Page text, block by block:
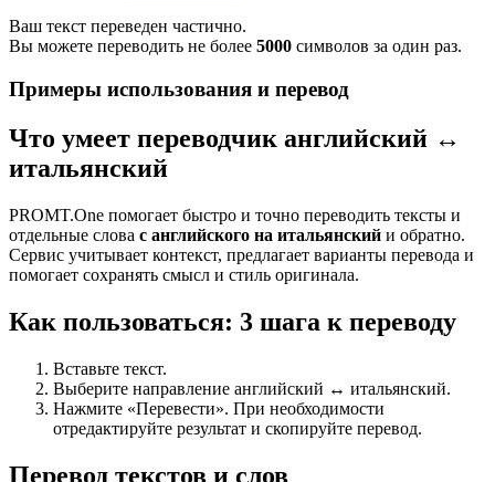
Ваш текст переведен частично.
Вы можете переводить не более 5000 символов за один раз.
Примеры использования и перевод
Что умеет переводчик английский ↔
итальянский
PROMT.One помогает быстро и точно переводить тексты и
отдельные слова с английского на итальянский и обратно.
Сервис учитывает контекст, предлагает варианты перевода и
помогает сохранять смысл и стиль оригинала.
Как пользоваться: 3 шага к переводу
Вставьте текст.
Выберите направление английский ↔ итальянский.
Нажмите «Перевести». При необходимости
отредактируйте результат и скопируйте перевод.
Перевод текстов и слов